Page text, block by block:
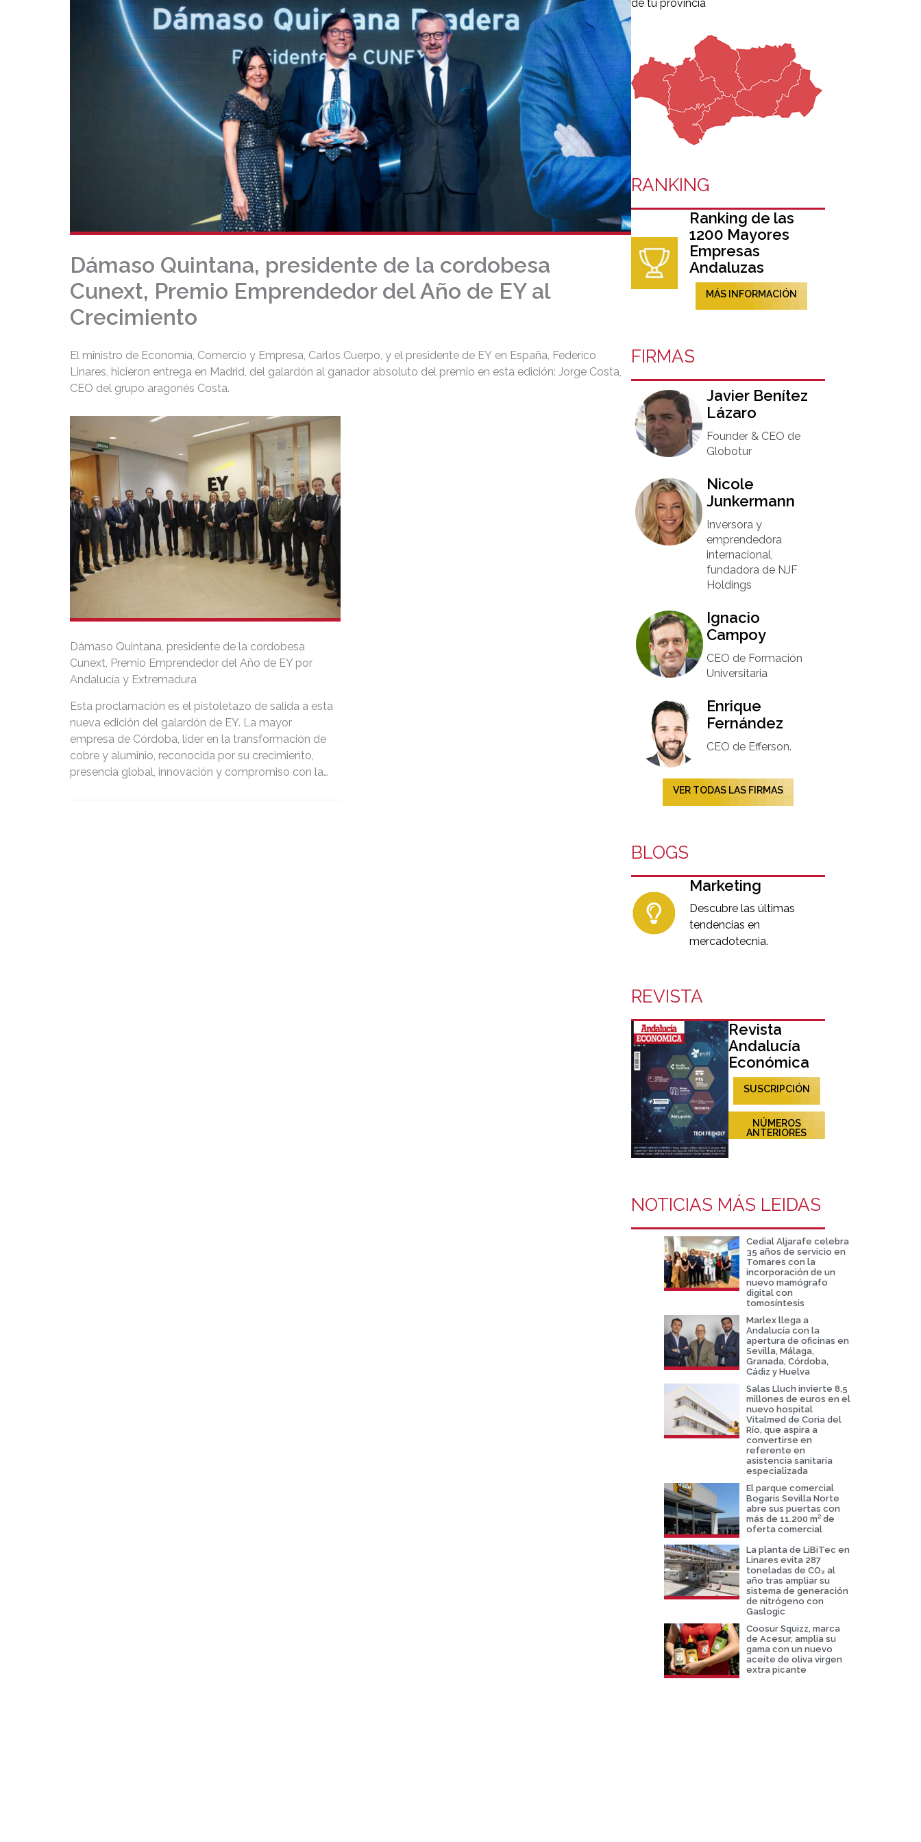
Dámaso Quintana, presidente de la cordobesa
Cunext, Premio Emprendedor del Año de EY al
Crecimiento
El ministro de Economía, Comercio y Empresa, Carlos Cuerpo, y el presidente de EY en España, Federico
Linares, hicieron entrega en Madrid, del galardón al ganador absoluto del premio en esta edición: Jorge Costa,
CEO del grupo aragonés Costa.
Dámaso Quintana, presidente de la cordobesa
Cunext, Premio Emprendedor del Año de EY por
Andalucía y Extremadura
Esta proclamación es el pistoletazo de salida a esta
nueva edición del galardón de EY. La mayor
empresa de Córdoba, líder en la transformación de
cobre y aluminio, reconocida por su crecimiento,
presencia global, innovación y compromiso con la
de tu provincia
RANKING
Ranking de las
1200 Mayores
Empresas
Andaluzas
MÁS INFORMACIÓN
FIRMAS
Javier Benítez
Lázaro
Founder & CEO de
Globotur​
Nicole
Junkermann​
Inversora y
emprendedora
internacional,
fundadora de NJF
Holdings
Ignacio
Campoy​
CEO de Formación
Universitaria​
Enrique
Fernández
CEO de Efferson.
VER TODAS LAS FIRMAS
BLOGS
Marketing
Descubre las últimas
tendencias en
mercadotecnia.
REVISTA
Revista
Andalucía
Económica
SUSCRIPCIÓN
NÚMEROS
ANTERIORES
NOTICIAS MÁS LEIDAS
Cedial Aljarafe celebra
35 años de servicio en
Tomares con la
incorporación de un
nuevo mamógrafo
digital con
tomosíntesis
Marlex llega a
Andalucía con la
apertura de oficinas en
Sevilla, Málaga,
Granada, Córdoba,
Cádiz y Huelva
Salas Lluch invierte 8,5
millones de euros en el
nuevo hospital
Vitalmed de Coria del
Río, que aspira a
convertirse en
referente en
asistencia sanitaria
especializada
El parque comercial
Bogaris Sevilla Norte
abre sus puertas con
más de 11.200 m² de
oferta comercial
La planta de LiBiTec en
Linares evita 287
toneladas de CO₂ al
año tras ampliar su
sistema de generación
de nitrógeno con
Gaslogic
Coosur Squizz, marca
de Acesur, amplia su
gama con un nuevo
aceite de oliva virgen
extra picante